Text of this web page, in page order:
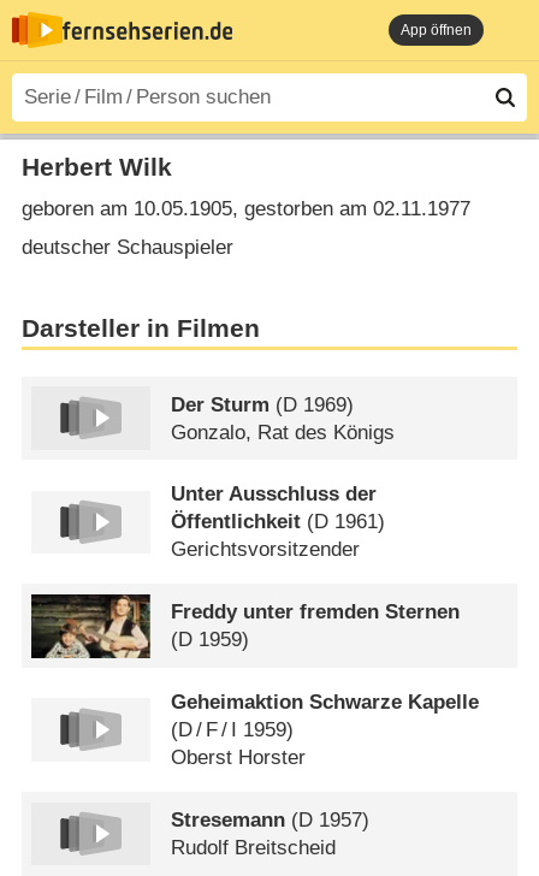
App öffnen
Herbert Wilk
geboren am 10.05.1905, gestorben am 02.11.1977
deutscher Schauspieler
Darsteller in Filmen
Der Sturm (D 1969)
Gonzalo, Rat des Königs
Unter Ausschluss der
Öffentlichkeit (D 1961)
Gerichtsvorsitzender
Freddy unter fremden Sternen
(D 1959)
Geheimaktion Schwarze Kapelle
(D/ F/ I 1959)
Oberst Horster
Stresemann (D 1957)
Rudolf Breitscheid